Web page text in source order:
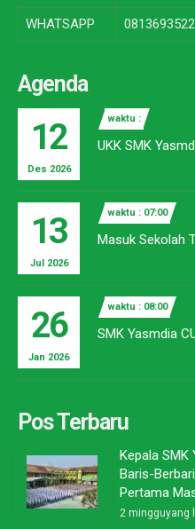
WHATSAPP
Agenda
12
Des 2026
waktu :
UKK SMK
13
Jul 2026
waktu : 07:00
Masuk Sekolah
26
Jan 2026
waktu : 08:00
SMK Yasmdia
Pos Terbaru
Kepala SMK
Baris-
Pertama
2 mingguyang